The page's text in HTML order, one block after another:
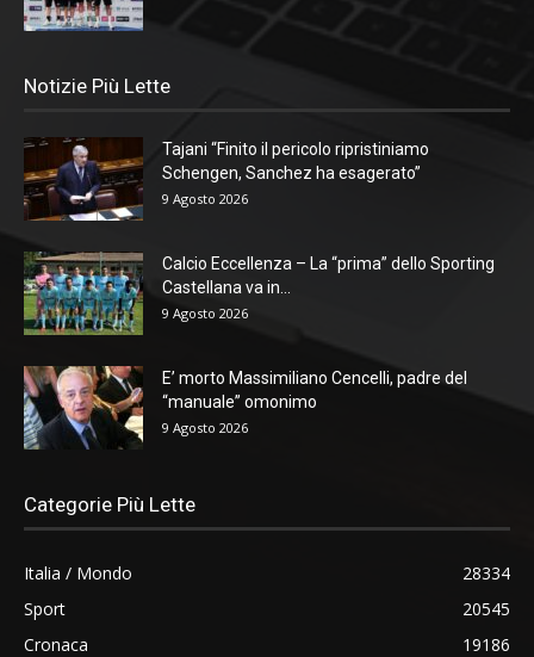
Notizie Più Lette
Tajani “Finito il pericolo ripristiniamo
Schengen, Sanchez ha esagerato”
9 Agosto 2026
Calcio Eccellenza – La “prima” dello Sporting
Castellana va in...
9 Agosto 2026
E’ morto Massimiliano Cencelli, padre del
“manuale” omonimo
9 Agosto 2026
Categorie Più Lette
Italia / Mondo
28334
Sport
20545
Cronaca
19186